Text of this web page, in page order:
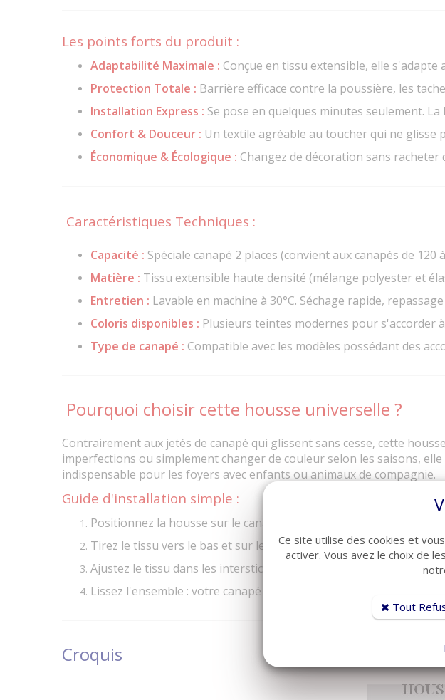
Les points forts du produit :
Adaptabilité Maximale : Conçue en tissu extensible, elle
Protection Totale : Barrière efficace contre la poussière, les
Installation Express : Se pose en quelques minutes seulement.
Confort & Douceur : Un textile agréable au toucher qui ne
Économique & Écologique : Changez de décoration sans racheter
Caractéristiques Techniques :
Capacité : Spéciale canapé 2 places (convient aux canapés de
Matière : Tissu extensible haute densité (mélange polyester et
Entretien : Lavable en machine à 30°C. Séchage rapide,
Coloris disponibles : Plusieurs teintes modernes pour s'accorder à
Type de canapé : Compatible avec les modèles possédant des
Pourquoi choisir cette housse universelle ?
Contrairement aux jetés de canapé qui glissent sans cesse, cette
imperfections ou simplement changer de couleur selon les saisons,
indispensable pour les foyers avec enfants ou animaux de compagnie.
Guide d'installation simple :
Positionnez la housse sur le canapé en commençant par le dossier.
Tirez le tissu vers le bas et sur les accoudoirs.
Ajustez le tissu dans les interstices (creux de l'assise) pour un
Lissez l'ensemble : votre canapé est comme neuf !
Croquis
Ce site utilise des cookies et
activer. Vous avez le choix de
Tout